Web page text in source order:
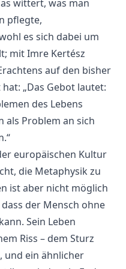
wittert, was man
pflegte,
es sich dabei um
mit Imre Kertész
auf den bisher
„Das Gebot lautet:
des Lebens
als Problem an sich
europäischen Kultur
die Metaphysik zu
ist aber nicht möglich
der Mensch ohne
Sein Leben
Riss – dem Sturz
und ein ähnlicher